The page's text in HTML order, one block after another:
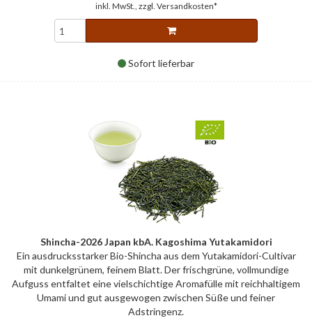
inkl. MwSt., zzgl. Versandkosten*
Sofort lieferbar
Shincha-2026 Japan kbA. Kagoshima Yutakamidori
Ein ausdrucksstarker Bio-Shincha aus dem Yutakamidori-Cultivar
mit dunkelgrünem, feinem Blatt. Der frischgrüne, vollmundige
Aufguss entfaltet eine vielschichtige Aromafülle mit reichhaltigem
Umami und gut ausgewogen zwischen Süße und feiner
Adstringenz.